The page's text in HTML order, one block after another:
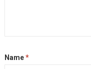
Name*